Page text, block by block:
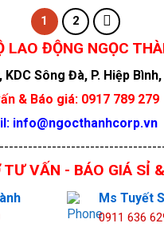
1 2
BHLĐ Ngọc Thành
LAO ĐỘNG NGỌC
Sông Đà, P. Hiệp
& Báo giá: 0917 789 279
info@ngocthanhcorp.vn
TƯ VẤN - BÁO GIÁ SỈ
Ms Tuyết
0911 636